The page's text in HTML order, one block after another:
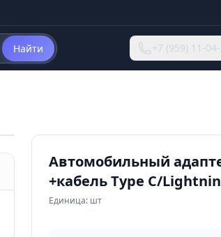
Найти +7 (959) 11-
Автомобильный
+кабель Type C/
Единица: шт